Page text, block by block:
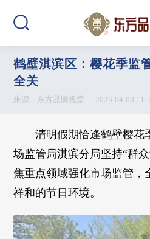
鹤壁淇滨区：樱花季监
全关
来源：东方品牌视窗 2026-04-09
清明假期恰逢鹤壁樱花
场监管局淇滨分局坚持“群
焦重点领域强化市场监管，
祥和的节日环境。